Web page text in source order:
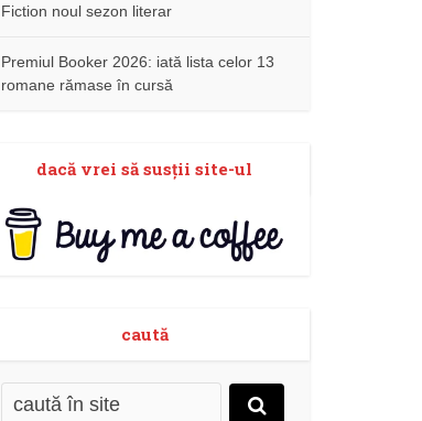
Fiction noul sezon literar
Premiul Booker 2026: iată lista celor 13
romane rămase în cursă
dacă vrei să susţii site-ul
caută